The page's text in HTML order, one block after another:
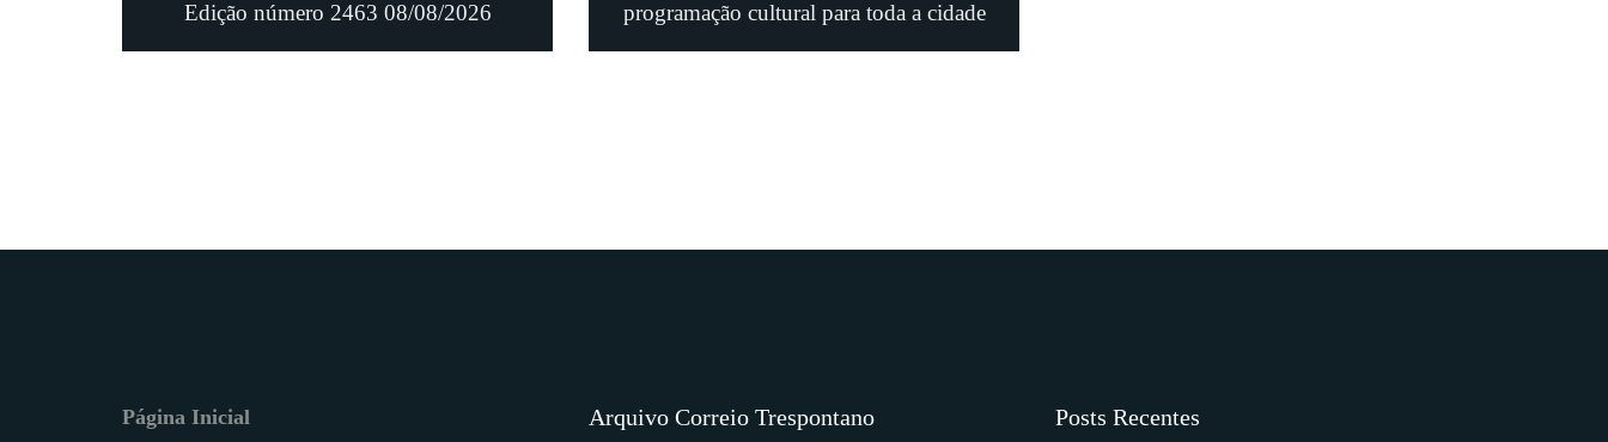
Edição número 2463 08/08/2026
programação cultural para toda a cidade
Página Inicial
Arquivo Correio Trespontano Posts Recentes